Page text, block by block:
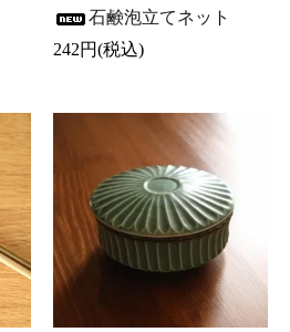
石鹸泡立てネット
242円(税込)